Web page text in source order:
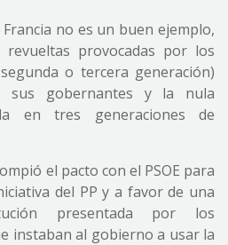
no es un buen ejemplo,
revueltas provocadas por los
o tercera generación)
sus gobernantes y la nula
en tres generaciones de
el pacto con el PSOE para
del PP y a favor de una
presentada por los
instaban al gobierno a usar la